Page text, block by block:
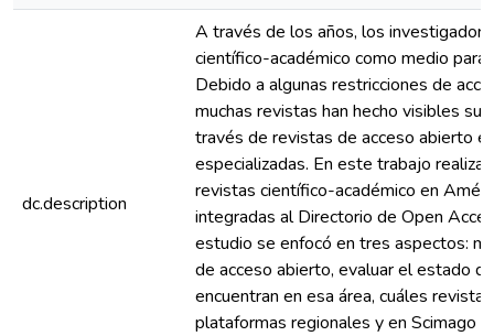
dc.description
A través de los años, los
científico-académico como medio
Debido a algunas restricciones de
muchas revistas han hecho visibles
través de revistas de acceso abierto
especializadas. En este trabajo
revistas científico-académico en
integradas al Directorio de Open
estudio se enfocó en tres aspectos:
de acceso abierto, evaluar el estado
encuentran en esa área, cuáles
plataformas regionales y en Scimago